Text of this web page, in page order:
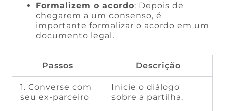
Formalizem o acordo: Depois de
chegarem a um consenso, é
importante formalizar o acordo em um
documento legal.
Passos Descrição
1. Converse com
seu ex-parceiro
Inicie o diálogo
sobre a partilha.